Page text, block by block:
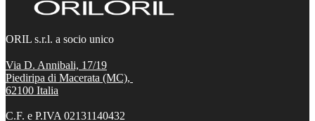
ORIL s.r.l. a socio unico
Via D. Annibali, 17/19
Piediripa di Macerata (MC),
62100 Italia
C.F. e P.IVA 02131140432